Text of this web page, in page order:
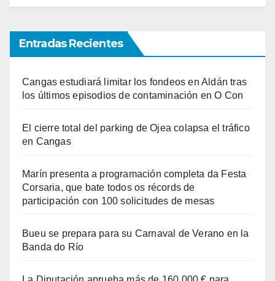
Entradas Recientes
Cangas estudiará limitar los fondeos en Aldán tras
los últimos episodios de contaminación en O Con
El cierre total del parking de Ojea colapsa el tráfico
en Cangas
Marín presenta a programación completa da Festa
Corsaria, que bate todos os récords de
participación con 100 solicitudes de mesas
Bueu se prepara para su Carnaval de Verano en la
Banda do Río